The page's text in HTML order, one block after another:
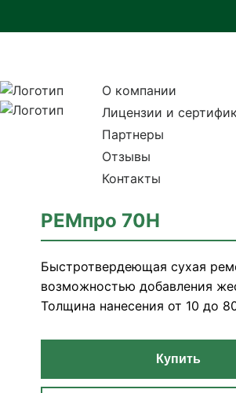
О компании
Лицензии и
Партнеры
Отзывы
Контакты
РЕМпро 70Н
Быстротвердеющая сухая
возможностью добавления
Толщина нанесения от 10 до
Купить